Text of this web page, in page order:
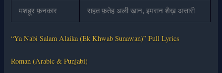
मशहूर फ़नकार राहत फ़तेह अली ख़ान, इमरान शैख़ अत्तारी
“Ya Nabi Salam Alaika (Ek Khwab Sunawan)” Full Lyrics
Roman (Arabic & Punjabi)